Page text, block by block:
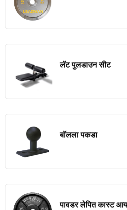
लॅट पुलडाउन सीट
बॉलला पकडा
पावडर लेपित कास्ट